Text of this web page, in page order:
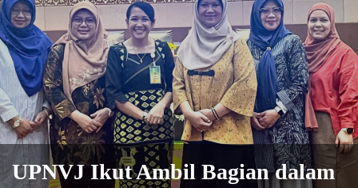
UPNVJ Ikut Ambil Bagian dalam